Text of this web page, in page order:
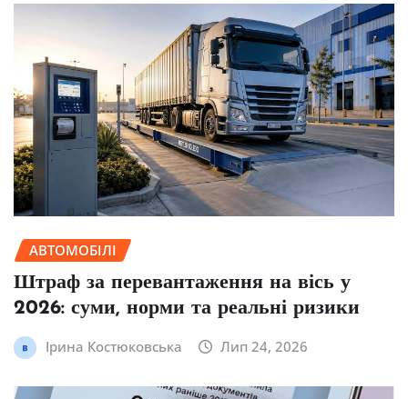
АВТОМОБІЛІ
Штраф за перевантаження на вісь у
2026: суми, норми та реальні ризики
Ірина Костюковська Лип 24, 2026